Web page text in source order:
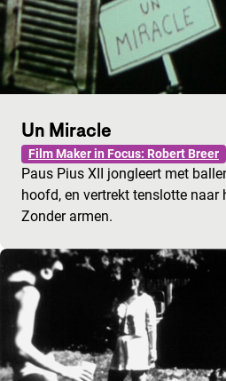
Un Miracle
Film Maker in Focus: Robert Breer
Paus Pius XII jongleert met
hoofd, en vertrekt tenslotte naar
Zonder armen.